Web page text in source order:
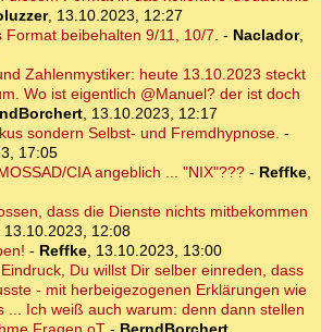
, 13.10.2023, 12:27
Format beibehalten 9/11, 10/7. - Naclador,
Zahlenmystiker: heute 13.10.2023 steckt
Wo ist eigentlich @Manuel? der ist doch
, 13.10.2023, 12:17
sondern Selbst- und Fremdhypnose. -
17:05
CIA angeblich ... "NIX"???- Reffke,
dass die Dienste nichts mitbekommen
13.10.2023, 12:08
- Reffke, 13.10.2023, 13:00
Du willst Dir selber einreden, dass
- mit herbeigezogenen Erklärungen wie
... Ich weiß auch warum: denn dann stellen